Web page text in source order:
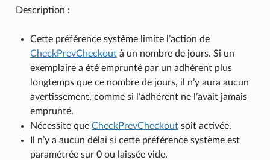
Description :
Cette préférence système limite l’action de
CheckPrevCheckoutà un nombre de jours. Si un
exemplaire a été emprunté par un adhérent plus
longtemps que ce nombre de jours, il n’y aura aucun
avertissement, comme si l’adhérent ne l’avait jamais
emprunté.
Nécessite que CheckPrevCheckoutsoit activée.
Il n’y a aucun délai si cette préférence système est
paramétrée sur 0 ou laissée vide.